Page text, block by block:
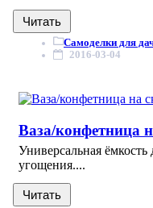
Читать
Самоделки для
2016-03-04
Ваза/конфетница
Универсальная ёмкость
угощения....
Читать